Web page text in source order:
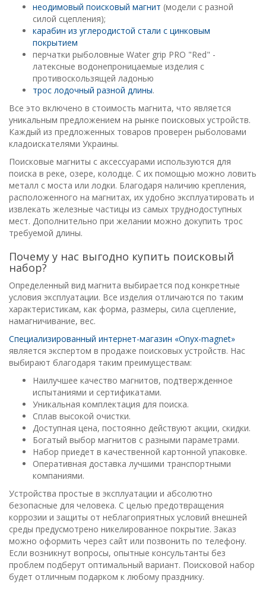
неодимовый поисковый магнит (модели с разной
силой сцепления);
карабин из углеродистой стали с цинковым
покрытием
перчатки рыболовные Water grip PRO "Red" -
латексные водонепроницаемые изделия с
противоскользящей ладонью
трос лодочный разной длины.
Все это включено в стоимость магнита, что является
уникальным предложением на рынке поисковых устройств.
Каждый из предложенных товаров проверен рыболовами
кладоискателями Украины.
Поисковые магниты с аксессуарами используются для
поиска в реке, озере, колодце. С их помощью можно ловить
металл с моста или лодки. Благодаря наличию крепления,
расположенного на магнитах, их удобно эксплуатировать и
извлекать железные частицы из самых труднодоступных
мест. Дополнительно при желании можно докупить трос
требуемой длины.
Почему у нас выгодно купить поисковый
набор?
Определенный вид магнита выбирается под конкретные
условия эксплуатации. Все изделия отличаются по таким
характеристикам, как форма, размеры, сила сцепление,
намагничивание, вес.
Специализированный интернет-магазин «Onyx-magnet»
является экспертом в продаже поисковых устройств. Нас
выбирают благодаря таким преимуществам:
Наилучшее качество магнитов, подтвержденное
испытаниями и сертификатами.
Уникальная комплектация для поиска.
Сплав высокой очистки.
Доступная цена, постоянно действуют акции, скидки.
Богатый выбор магнитов с разными параметрами.
Набор приедет в качественной картонной упаковке.
Оперативная доставка лучшими транспортными
компаниями.
Устройства простые в эксплуатации и абсолютно
безопасные для человека. С целью предотвращения
коррозии и защиты от неблагоприятных условий внешней
среды предусмотрено никелированное покрытие. Заказ
можно оформить через сайт или позвонить по телефону.
Если возникнут вопросы, опытные консультанты без
проблем подберут оптимальный вариант. Поисковой набор
будет отличным подарком к любому празднику.